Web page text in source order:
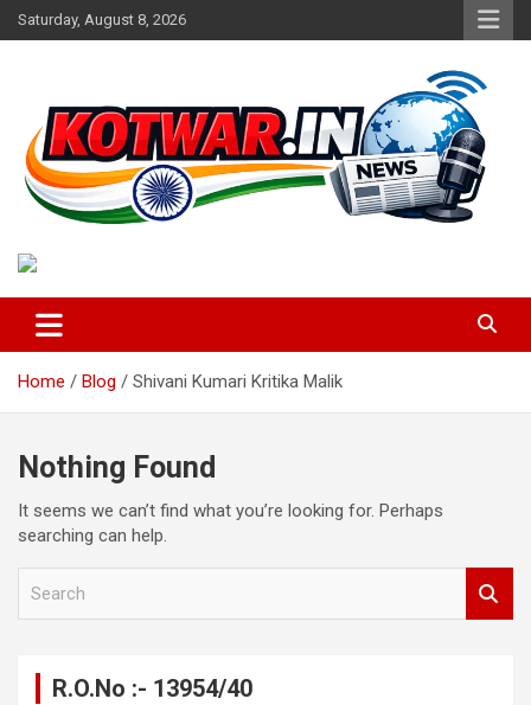
Skip
to
Saturday, August 8, 2026
kotwar.in
Home Blog Shivani Kumari Kritika Malik
Nothing Found
It seems we can’t find what you’re looking for. Perhaps
searching can help.
R.O.No :- 13954/40